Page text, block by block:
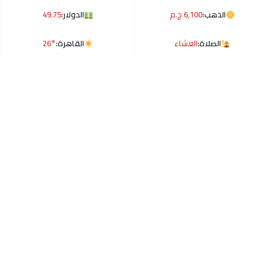
الذهب:6,100 ج.م الدولار:49.75
الصلاة:العشاء القاهرة:26°